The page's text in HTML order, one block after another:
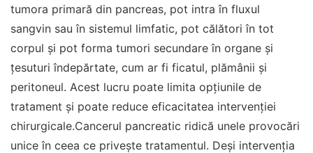
tumora primară din pancreas, pot intra în fluxul
sangvin sau în sistemul limfatic, pot călători în tot
corpul și pot forma tumori secundare în organe și
țesuturi îndepărtate, cum ar fi ficatul, plămânii și
peritoneul. Acest lucru poate limita opțiunile de
tratament și poate reduce eficacitatea intervenției
chirurgicale.Cancerul pancreatic ridică unele provocări
unice în ceea ce privește tratamentul. Deși intervenția